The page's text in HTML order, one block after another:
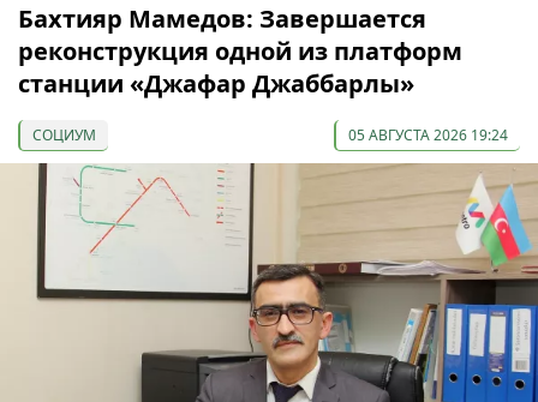
Бахтияр Мамедов: Завершается
реконструкция одной из платформ
станции «Джафар Джаббарлы»
СОЦИУМ 05 АВГУСТА 2026 19:24